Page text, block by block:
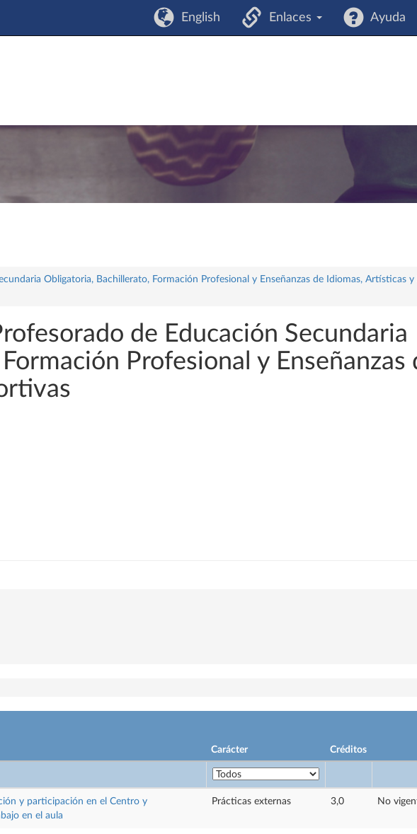
English Enlaces Ayuda
Obligatoria, Bachillerato, Formación Profesional y Enseñanzas de Idiomas, Artísticas
de Educación Secundaria
Profesional y Enseñanzas
Carácter Créditos
y participación en el Centro y
en el aula
Prácticas externas 3,0 No